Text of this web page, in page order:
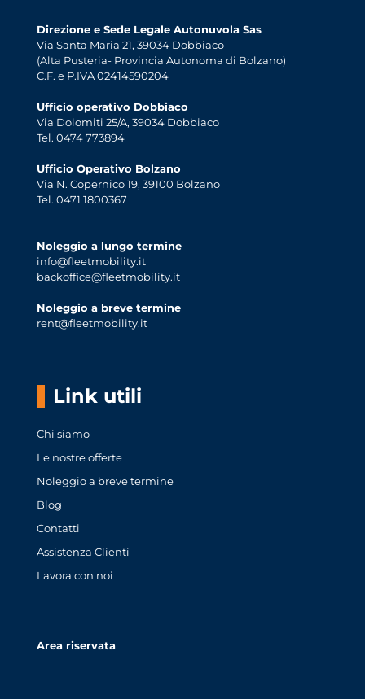
Direzione e Sede Legale Autonuvola Sas
Via Santa Maria 21, 39034 Dobbiaco
(Alta Pusteria- Provincia Autonoma di Bolzano)
C.F. e P.IVA 02414590204
Ufficio operativo Dobbiaco
Via Dolomiti 25/A, 39034 Dobbiaco
Tel. 0474 773894
Ufficio Operativo Bolzano
Via N. Copernico 19, 39100 Bolzano
Tel. 0471 1800367
Noleggio a lungo termine
info@fleetmobility.it
backoffice@fleetmobility.it
Noleggio a breve termine
rent@fleetmobility.it
Link utili
Chi siamo
Le nostre offerte
Noleggio a breve termine
Blog
Contatti
Assistenza Clienti
Lavora con noi
Area riservata